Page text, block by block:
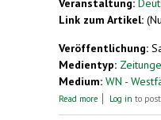
Link zum Artikel:
Veröffentlichung:
Medientyp:
Medium: WN -
Read more about
Log in to